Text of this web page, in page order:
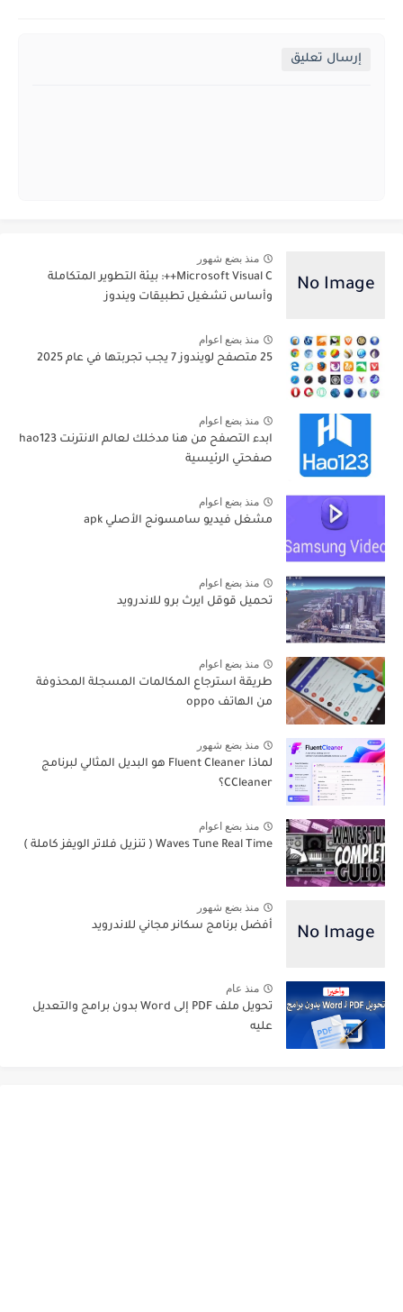
إرسال تعليق
منذ بضع شهور
Microsoft Visual C++: بيئة التطوير المتكاملة
وأساس تشغيل تطبيقات ويندوز
منذ بضع اعوام
25 متصفح لويندوز 7 يجب تجربتها في عام 2025
منذ بضع اعوام
ابدء التصفح من هنا مدخلك لعالم الانترنت hao123
صفحتي الرئيسية
منذ بضع اعوام
مشغل فيديو سامسونج الأصلي apk
منذ بضع اعوام
تحميل قوقل ايرث برو للاندرويد
منذ بضع اعوام
طريقة استرجاع المكالمات المسجلة المحذوفة
من الهاتف oppo
منذ بضع شهور
لماذا Fluent Cleaner هو البديل المثالي لبرنامج
CCleaner؟
منذ بضع اعوام
Waves Tune Real Time ( تنزيل فلاتر الويفز كاملة )
منذ بضع شهور
أفضل برنامج سكانر مجاني للاندرويد
منذ عام
تحويل ملف PDF إلى Word بدون برامج والتعديل
عليه